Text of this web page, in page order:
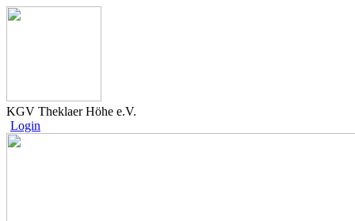
KGV Theklaer Höhe e.V.
Login